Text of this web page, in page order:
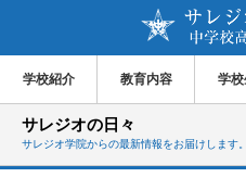
学校紹介 教育内容 学
サレジオの日々
サレジオ学院からの最新情報をお届けします。